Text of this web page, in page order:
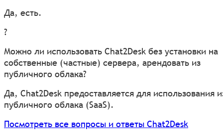
Да, есть.
?
Можно ли использовать Chat2Desk без установки на
собственные (частные) сервера, арендовать из
публичного облака?
Да, Chat2Desk предоставляется для использования
публичного облака (SaaS).
Посмотреть все вопросы и ответы Chat2Desk